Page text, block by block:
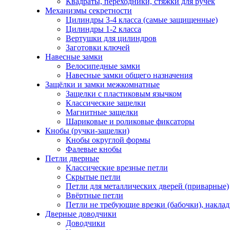
Механизмы секретности
Цилиндры 3-4 класса (самые защищенные)
Цилиндры 1-2 класса
Вертушки для цилиндров
Заготовки ключей
Навесные замки
Велосипедные замки
Навесные замки общего назначения
Защёлки и замки межкомнатные
Защелки с пластиковым язычком
Классические защелки
Магнитные защелки
Шариковые и роликовые фиксаторы
Кнобы (ручки-защелки)
Кнобы округлой формы
Фалевые кнобы
Петли дверные
Классические врезные петли
Скрытые петли
Петли для металлических дверей (приварные)
Ввёртные петли
Петли не требующие врезки (бабочки),
Дверные доводчики
Доводчики